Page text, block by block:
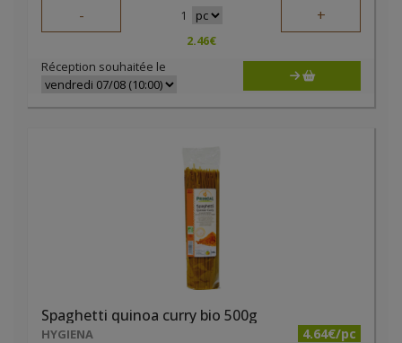
- 1 +
2.46€
Réception souhaitée le
Spaghetti quinoa curry bio 500g
HYGIENA 4.64€/pc